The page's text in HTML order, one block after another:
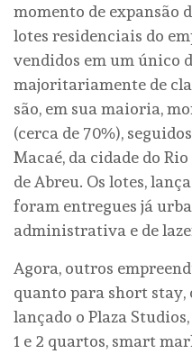
momento de expansão
lotes residenciais do
vendidos em um único
majoritariamente de
são, em sua maioria,
(cerca de 70%),
Macaé, da cidade do
de Abreu. Os lotes,
foram entregues já
administrativa e de
Agora, outros
quanto para short stay,
lançado o Plaza
1 e 2 quartos, smart